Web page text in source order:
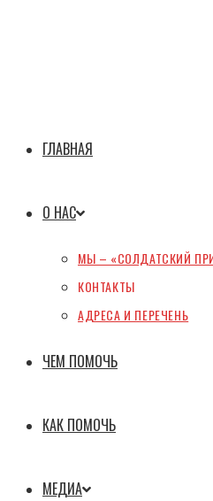
ГЛАВНАЯ
О НАС
МЫ – «СОЛДАТСКИЙ
КОНТАКТЫ
АДРЕСА И ПЕРЕЧЕНЬ
ЧЕМ ПОМОЧЬ
КАК ПОМОЧЬ
МЕДИА